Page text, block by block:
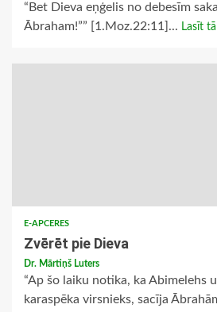
“Bet Dieva eņģelis no debesīm
Ābraham!”” [1.Moz.22:11]... Lasīt
E-APCERES
Zvērēt pie Dieva
Dr. Mārtiņš Luters
“Ap šo laiku notika, ka Abimelehs
karaspēka virsnieks, sacīja